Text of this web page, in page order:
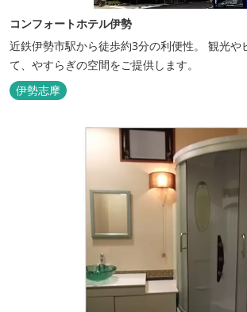
コンフォートホテル伊勢
近鉄伊勢市駅から徒歩約3分の利便性。 観光や
て、やすらぎの空間をご提供します。
伊勢志摩